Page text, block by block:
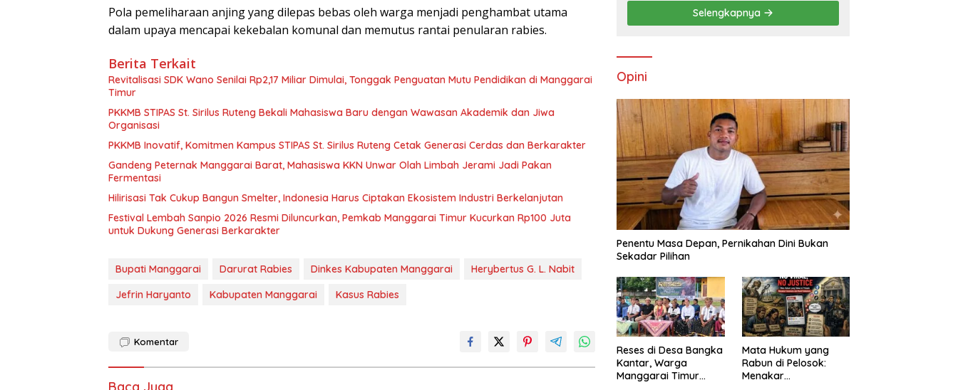
Pola pemeliharaan anjing yang dilepas bebas oleh warga menjadi penghambat utama
dalam upaya mencapai kekebalan komunal dan memutus rantai penularan rabies.
Berita Terkait
Revitalisasi SDK Wano Senilai Rp2,17 Miliar Dimulai, Tonggak Penguatan Mutu Pendidikan di Manggarai
Timur
PKKMB STIPAS St. Sirilus Ruteng Bekali Mahasiswa Baru dengan Wawasan Akademik dan Jiwa
Organisasi
PKKMB Inovatif, Komitmen Kampus STIPAS St. Sirilus Ruteng Cetak Generasi Cerdas dan Berkarakter
Gandeng Peternak Manggarai Barat, Mahasiswa KKN Unwar Olah Limbah Jerami Jadi Pakan
Fermentasi
Hilirisasi Tak Cukup Bangun Smelter, Indonesia Harus Ciptakan Ekosistem Industri Berkelanjutan
Festival Lembah Sanpio 2026 Resmi Diluncurkan, Pemkab Manggarai Timur Kucurkan Rp100 Juta
untuk Dukung Generasi Berkarakter
Bupati Manggarai Darurat Rabies Dinkes Kabupaten Manggarai
Herybertus G. L. Nabit
Jefrin Haryanto
Kabupaten Manggarai Kasus Rabies
Komentar
Pesan Jati Diri
Selengkapnya
Opini
Penentu Masa Depan, Pernikahan Dini Bukan
Sekadar Pilihan
Reses di Desa Bangka
Kantar, Warga
Manggarai Timur
Mata Hukum yang
Rabun di Pelosok:
Menakar